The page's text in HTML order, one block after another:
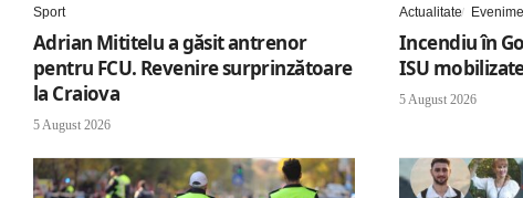
Sport
Adrian Mititelu a găsit antrenor
pentru FCU. Revenire surprinzătoare
la Craiova
5 August 2026
Actualitate
Incendiu în
ISU
5 August 2026